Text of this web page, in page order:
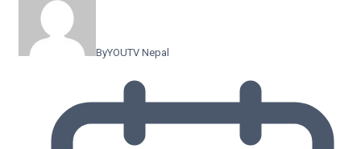
ByYOUTV Nepal